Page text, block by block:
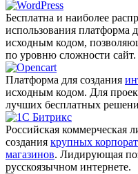
Бесплатна и наиболее
использования платформа
исходным кодом,
по уровню сложности сайт.
Платформа для создания
исходным кодом. Для
лучших бесплатных
Российская коммерческая
создания крупных
магазинов. Лидирующая
русскоязычном интернете.